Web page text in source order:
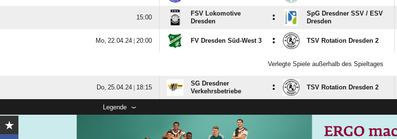

FSV Lokomotive
Dresden
:
SpG Dresdner SSV /​ ESV
Dresden
  |  FV Dresden Süd-West 3 : TSV Rotation Dresden 2
Verlegte Spiele außerhalb des Spieltages
  | 
SG Dresdner
Verkehrsbetriebe
: TSV Rotation Dresden 2
Legende